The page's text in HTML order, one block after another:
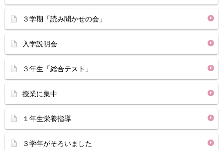
３学期「読み聞かせの会」
入学説明会
３年生「総合テスト」
授業に集中
１年生栄養指導
３学年がそろいました